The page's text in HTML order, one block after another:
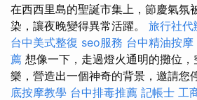
在西西里島的聖誕市集上，節慶氣氛
染，讓夜晚變得異常活躍。 旅行社代
台中美式整復 seo服務 台中精油按摩
薦 想像一下，走過燈火通明的攤位
樂，營造出一個神奇的背景，邀請您
底按摩教學 台中排毒推薦 記帳士 工